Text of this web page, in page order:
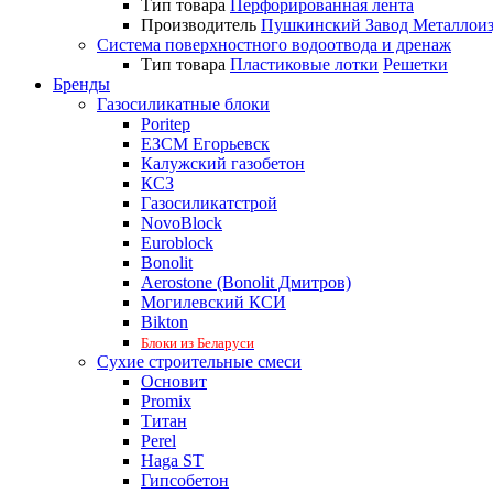
Тип товара Перфорированная лента
Производитель Пушкинский Завод
Система поверхностного водоотвода и дренаж
Тип товара Пластиковые лотки Решетки
Бренды
Газосиликатные блоки
Poritep
ЕЗСМ Егорьевск
Калужский газобетон
КСЗ
Газосиликатстрой
NovoBlock
Euroblock
Bonolit
Aerostone (Bonolit Дмитров)
Могилевский КСИ
Bikton
Блоки из Беларуси
Сухие строительные смеси
Основит
Promix
Титан
Perel
Haga ST
Гипсобетон